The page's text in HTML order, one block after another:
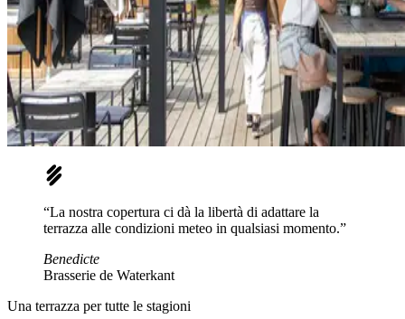
“La nostra copertura ci dà la libertà di adattare la
terrazza alle condizioni meteo in qualsiasi momento.”
Benedicte
Brasserie de Waterkant
Una terrazza per tutte le stagioni